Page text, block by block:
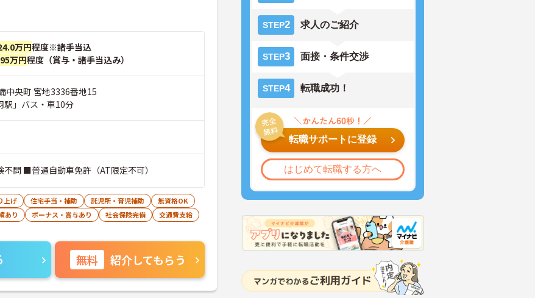
STEP2 求人のご紹介
STEP3 面接・条件交渉
STEP4 転職成功！
転職サポートに登録
はじめて転職する方へ
万円程度※諸手当込
万円程度（賞与・諸手当込み）
中央町 宮地3336番地15
駅」バス・車10分
問 ■普通自動車免許（AT限定不可）
上げ 住宅手当・補助 託児所・育児補助
無資格OK
あり ボーナス・賞与あり 社会保険完備
交通費支給
無料 紹介してもらう